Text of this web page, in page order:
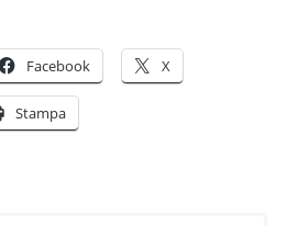
precoce:
Aperte
Facebook X
Stampa